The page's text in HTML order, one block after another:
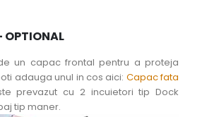
OPTIONAL
un capac frontal pentru a proteja
adauga unul in cos aici: Capac fata
prevazut cu 2 incuietori tip Dock
tip maner.